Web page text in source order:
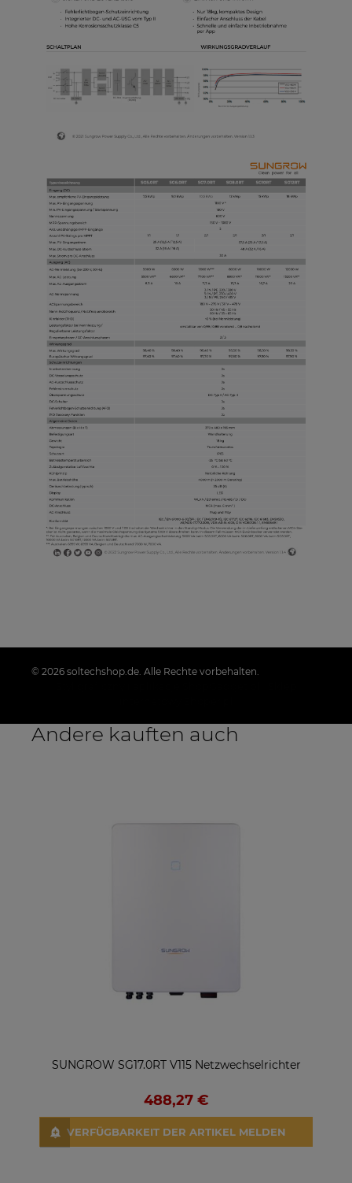
© 2026 soltechshop.de. Alle Rechte vorbehalten.
Andere kauften auch
SUNGROW SG17.0RT V115 Netzwechselrichter
488,27 €
VERFÜGBARKEIT DER ARTIKEL MELDEN